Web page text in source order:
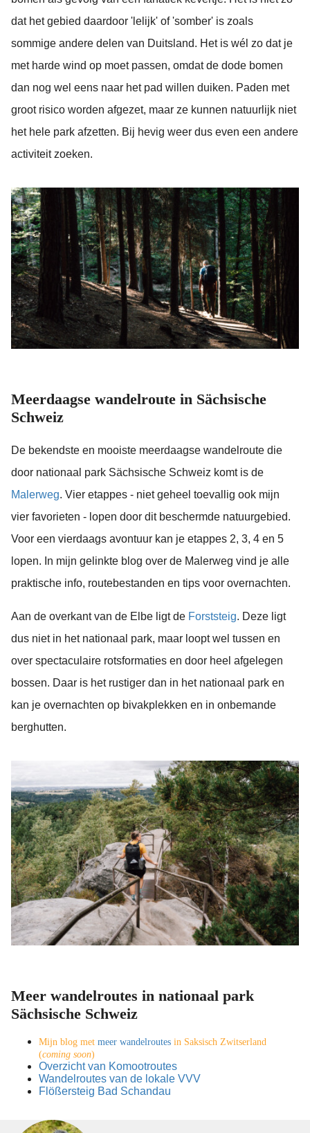
dat het gebied daardoor 'lelijk' of 'somber' is zoals
sommige andere delen van Duitsland. Het is wél zo dat je
met harde wind op moet passen, omdat de dode bomen
dan nog wel eens naar het pad willen duiken. Paden met
groot risico worden afgezet, maar ze kunnen natuurlijk niet
het hele park afzetten. Bij hevig weer dus even een andere
activiteit zoeken.
Meerdaagse wandelroute in Sächsische
Schweiz
De bekendste en mooiste meerdaagse wandelroute die
door nationaal park Sächsische Schweiz komt is de
Malerweg. Vier etappes - niet geheel toevallig ook mijn
vier favorieten - lopen door dit beschermde natuurgebied.
Voor een vierdaags avontuur kan je etappes 2, 3, 4 en 5
lopen. In mijn gelinkte blog over de Malerweg vind je alle
praktische info, routebestanden en tips voor overnachten.
Aan de overkant van de Elbe ligt de Forststeig. Deze ligt
dus niet in het nationaal park, maar loopt wel tussen en
over spectaculaire rotsformaties en door heel afgelegen
bossen. Daar is het rustiger dan in het nationaal park en
kan je overnachten op bivakplekken en in onbemande
berghutten.
Meer wandelroutes in nationaal park
Sächsische Schweiz
Mijn blog met meer wandelroutes in Saksisch Zwitserland
(coming soon)
Overzicht van Komootroutes
Wandelroutes van de lokale VVV
Flößersteig Bad Schandau